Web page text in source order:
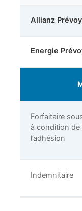
Allianz
Energie
Forfaitaire
à condition de
l’adhésion
Indemnitaire